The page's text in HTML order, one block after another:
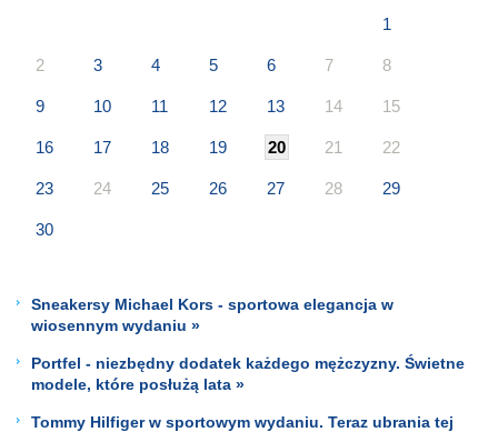
1
2 3 4 5 6 7 8
9 10 11 12 13 14 15
16 17 18 19 20 21 22
23 24 25 26 27 28 29
30
Sneakersy Michael Kors - sportowa elegancja w
wiosennym wydaniu »
Portfel - niezbędny dodatek każdego mężczyzny. Świetne
modele, które posłużą lata »
Tommy Hilfiger w sportowym wydaniu. Teraz ubrania tej